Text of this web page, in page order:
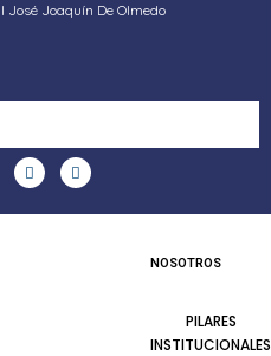
Joaquín De Olmedo
NOSOTROS
PILARES
INSTITUCIONALES